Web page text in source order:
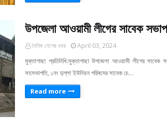
উপজেলা আওয়ামী লীগের সাবেক
দৈনিক দেশের খবর April 03, 2024
মুক্তাগাছা প্রতিনিধি:মুক্তাগাছা উপজেলা আওয়ামী লীগের
সহসভাপতি, ১নং দুল্লা ইউনিয়ন পরিষদের সাবেক চে…
Read more